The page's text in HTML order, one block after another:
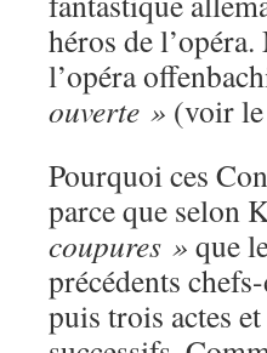
héros de
l’opéra
ouverte » (voir
Pourquoi ces
parce que selon
coupures » que
précédents
puis trois actes